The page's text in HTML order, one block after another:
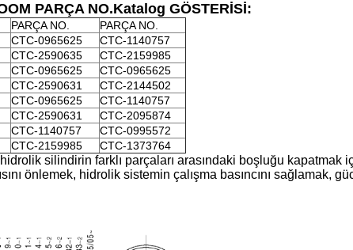
PARÇA NO.Katalog GÖSTERİSİ:
PARÇA NO.
PARÇA NO.
CTC-0965625
CTC-1140757
CTC-2590635
CTC-2159985
CTC-0965625
CTC-0965625
CTC-2590631
CTC-2144502
CTC-0965625
CTC-1140757
CTC-2590631
CTC-2095874
CTC-1140757
CTC-0995572
CTC-2159985 CTC-1373764
silindirin farklı parçaları arasındaki boşluğu kapatmak
önlemek, hidrolik sistemin çalışma basıncını sağlamak,